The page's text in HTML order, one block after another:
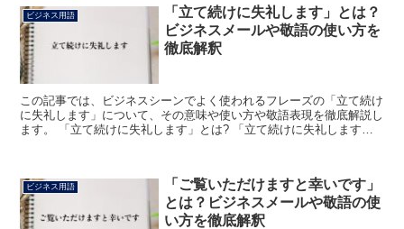
ビジネス用語
「立て続けに失礼します」とは？
ビジネスメールや敬語の使い方を
徹底解釈
この記事では、ビジネスシーンでよく使われるフレーズの「立て続け
に失礼します」について、その意味や使い方や敬語表現を徹底解説し
ます。 「立て続けに失礼します」とは? 「立て続けに失礼します」
ビジネス用語
「ご覧いただけますと幸いです」
とは？ビジネスメールや敬語の使
い方を徹底解釈